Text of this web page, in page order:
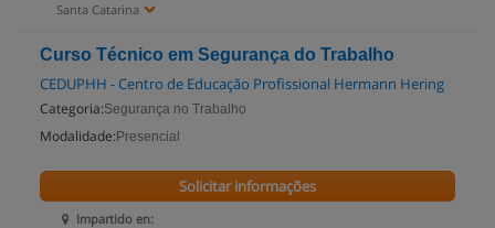
Santa Catarina
Curso Técnico em Segurança do Trabalho
CEDUPHH - Centro de Educação Profissional Hermann Hering
Categoria:Segurança no Trabalho
Modalidade: Presencial
Impartido en:
Solicitar informações